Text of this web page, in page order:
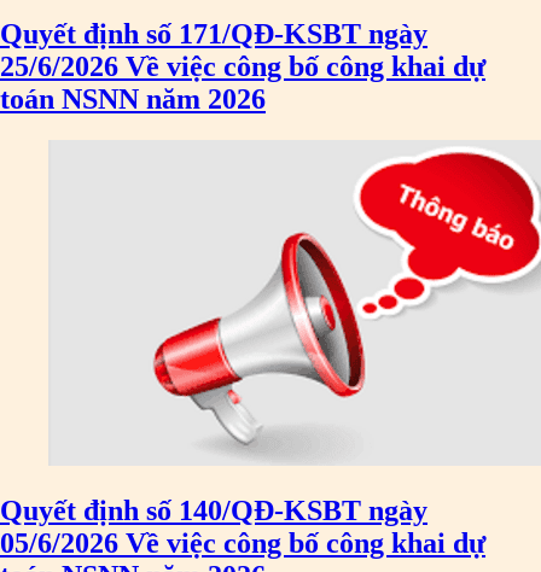
Quyết định số 171/QĐ-KSBT ngày
25/6/2026 Về việc công bố công khai dự
toán NSNN năm 2026
Quyết định số 140/QĐ-KSBT ngày
05/6/2026 Về việc công bố công khai dự
(DANH SÁCH CÁC ĐỊA PHƯƠNG ĐANG THỰC HIỆN CÁCH LY
XÃ HỘI VÀ GIÃN CÁCH XÃ HỘI TÍNH ĐẾN 17H NGÀY 25/7/2021)
Ngày ban hành: (26/07/2021) - Ngày hiệu lực: (26/07/2021)